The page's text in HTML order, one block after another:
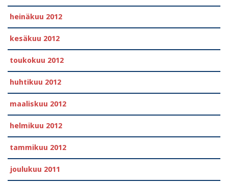
heinäkuu 2012
kesäkuu 2012
toukokuu 2012
huhtikuu 2012
maaliskuu 2012
helmikuu 2012
tammikuu 2012
joulukuu 2011